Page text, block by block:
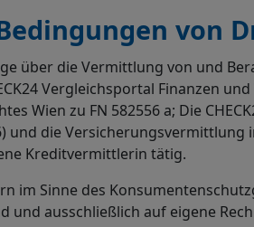
von
über die Vermittlung von und
Vergleichsportal Finanzen
Wien zu FN 582556 a; Die
die
Kreditvermittlerin tätig.
im Sinne des
ausschließlich auf eigene